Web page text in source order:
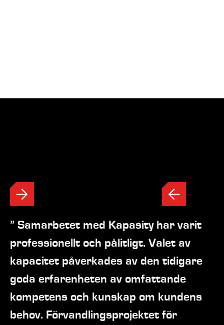
” Samarbetet med Kapasity har varit
professionellt och pålitligt. Valet av
kapacitet påverkades av den tidigare
goda erfarenheten av omfattande
kompetens och kunskap om kundens
behov. Förvandlingsprojektet för